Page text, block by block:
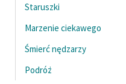
Staruszki
Marzenie ciekawego
Śmierć nędzarzy
Podróż